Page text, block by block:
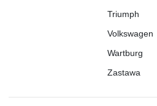
Triumph
Volkswagen
Wartburg
Zastawa